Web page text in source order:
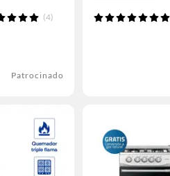
(4)
Patrocinado